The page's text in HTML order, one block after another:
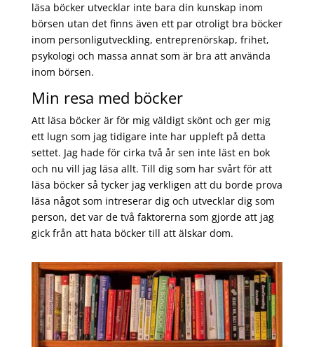
läsa böcker utvecklar inte bara din kunskap inom
börsen utan det finns även ett par otroligt bra böcker
inom personligutveckling, entreprenörskap, frihet,
psykologi och massa annat som är bra att använda
inom börsen.
Min resa med böcker
Att läsa böcker är för mig väldigt skönt och ger mig
ett lugn som jag tidigare inte har uppleft på detta
settet. Jag hade för cirka två år sen inte läst en bok
och nu vill jag läsa allt. Till dig som har svårt för att
läsa böcker så tycker jag verkligen att du borde prova
läsa något som intreserar dig och utvecklar dig som
person, det var de två faktorerna som gjorde att jag
gick från att hata böcker till att älskar dom.